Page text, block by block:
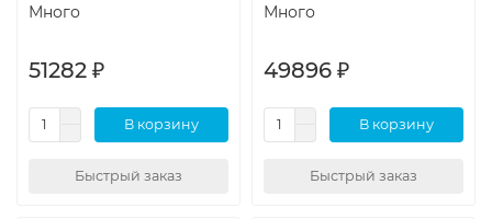
Много
51282 ₽
В корзину
Быстрый заказ
Много
49896 ₽
В корзину
Быстрый заказ